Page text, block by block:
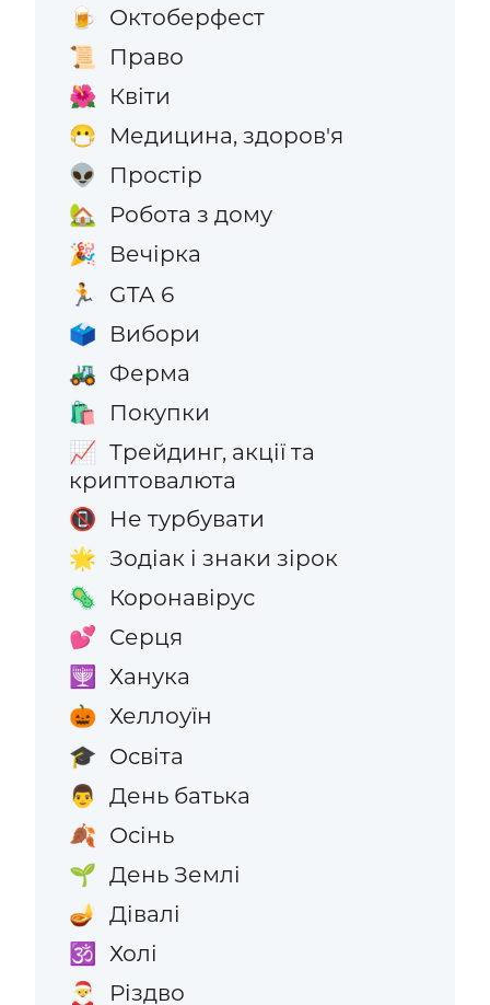
🍺 Октоберфест
📜 Право
🌺 Квіти
😷 Медицина, здоров'я
👽 Простір
🏡 Робота з дому
🎉 Вечірка
🏃 GTA 6
🗳️ Вибори
🚜 Ферма
🛍️ Покупки
📈 Трейдинг, акції та
криптовалюта
📵 Не турбувати
🌟 Зодіак і знаки зірок
🦠 Коронавірус
💕 Серця
🕎 Ханука
🎃 Хеллоуїн
🎓 Освіта
👨 День батька
🍂 Осінь
🌱 День Землі
🪔 Дівалі
🕉️ Холі
🎅 Різдво